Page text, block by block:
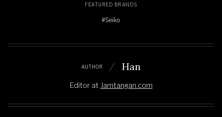
FEATURED BRANDS
#Seiko
AUTHOR Han
Editor at Jamtangan.com